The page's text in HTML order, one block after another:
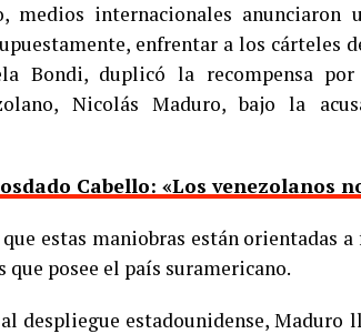
medios internacionales
enfrentar a los cárteles
Bondi, duplicó la recompensa
Nicolás Maduro, bajo la
Cabello: «Los venezolanos
que estas maniobras están orientadas
que posee el país suramericano.
al despliegue estadounidense,